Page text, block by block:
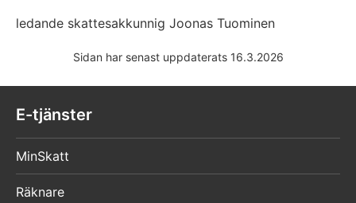
ledande skattesakkunnig Joonas Tuominen
Sidan har senast uppdaterats 16.3.2026
E-tjänster
MinSkatt
Räknare